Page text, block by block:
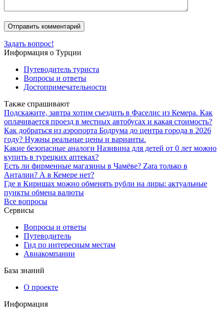
Задать вопрос!
Информация о Турции
Путеводитель туриста
Вопросы и ответы
Достопримечательности
Также спрашивают
Подскажите, завтра хотим съездить в Фаселис из Кемера. Как
оплачивается проезд в местных автобусах и какая стоимость?
Как добраться из аэропорта Бодрума до центра города в 2026
году? Нужны реальные цены и варианты.
Какие безопасные аналоги Називина для детей от 0 лет можно
купить в турецких аптеках?
Есть ли фирменные магазины в Чамёве? Zara только в
Анталии? А в Кемере нет?
Где в Киришах можно обменять рубли на лиры: актуальные
пункты обмена валюты
Все вопросы
Сервисы
Вопросы и ответы
Путеводитель
Гид по интересным местам
Авиакомпании
База знаний
О проекте
Информация